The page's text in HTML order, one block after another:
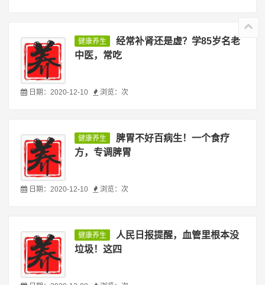
健康养生
经常补肾还是虚？学85岁名老
中医，常吃
日期：2020-12-10 浏览： 次
健康养生
脾胃不好百病生！一个食疗
方，专调脾胃
日期：2020-12-10 浏览： 次
健康养生
人民日报提醒，血管里根本没
垃圾！这四